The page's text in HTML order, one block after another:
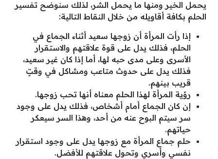
يحمل الخير ومنها ما يحمل الشر، لذلك سنوضح تفسير
الحلم بكافة أقاويله من خلال النقاط التالية:
إذا رأت المرأة أن زوجها سعيد أثناء الجماع في
الحلم، فذلك يدل على قوة علاقتهم والاستقرار
الأسرى وعلى مدى حبه لها، أما إذا كان غير سعيد،
فذلك يدل على حدوث متاعب ومشاكل في وقتٍ
قريب بينهم.
رؤية المرأة لهذا الحلم معناه أنها تحب زوجها.
إن كان الجماع أمام أشخاص، فذلك يدل على وجود
سر سيتم البوح عنه من أحد، وهذا السر سيعكر
حياتهم.
حلم جماع المرأة مع زوجها يدل على وجود استقرار
نفسي وأسري وتحول علاقتهم للأفضل.